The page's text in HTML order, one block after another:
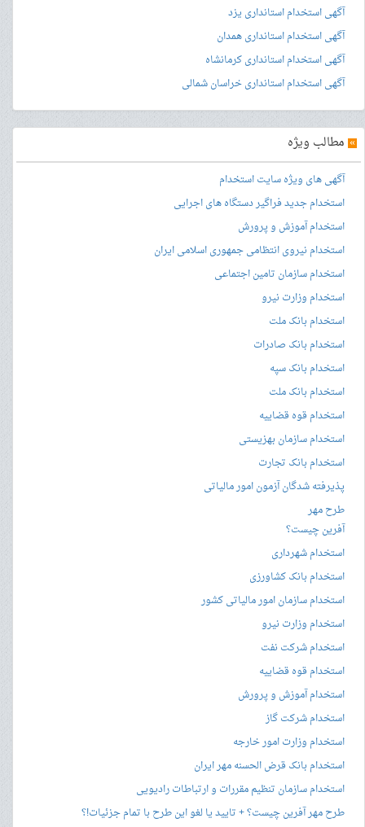
آگهی استخدام استانداری یزد
آگهی استخدام استانداری همدان
آگهی استخدام استانداری کرمانشاه
آگهی استخدام استانداری خراسان شمالی
» مطالب ویژه
آگهی های ویژه سایت استخدام
استخدام جدید فراگیر دستگاه های اجرایی
استخدام آموزش و پرورش
استخدام نیروی انتظامی جمهوری اسلامی ایران
استخدام سازمان تامین اجتماعی
استخدام وزارت نیرو
استخدام بانک ملت
استخدام بانک صادرات
استخدام بانک سپه
استخدام بانک ملت
استخدام قوه قضاییه
استخدام سازمان بهزیستی
استخدام بانک تجارت
پذیرفته شدگان آزمون امور مالیاتی
طرح مهر
آفرین چیست؟
استخدام شهرداری
استخدام بانک کشاورزی
استخدام سازمان امور مالیاتی کشور
استخدام وزارت نیرو
استخدام شرکت نفت
استخدام قوه قضاییه
استخدام آموزش و پرورش
استخدام شرکت گاز
استخدام وزارت امور خارجه
استخدام بانک قرض الحسنه مهر ایران
استخدام سازمان تنظیم مقررات و ارتباطات رادیویی
طرح مهر آفرین چیست؟ + تایید یا لغو این طرح با تمام جزئیات!؟